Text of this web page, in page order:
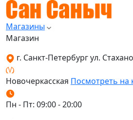
Магазины
Магазин
г. Санкт-Петербург ул.
Новочеркасская Посмотреть на
Пн - Пт: 09:00 - 20:00